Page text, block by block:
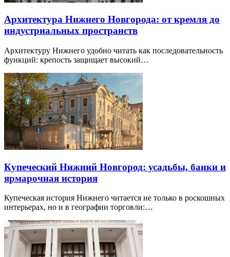
Архитектура Нижнего Новгорода: от кремля до
индустриальных пространств
Архитектуру Нижнего удобно читать как последовательность
функций: крепость защищает высокий…
Купеческий Нижний Новгород: усадьбы, банки и
ярмарочная история
Купеческая история Нижнего читается не только в роскошных
интерьерах, но и в географии торговли:…